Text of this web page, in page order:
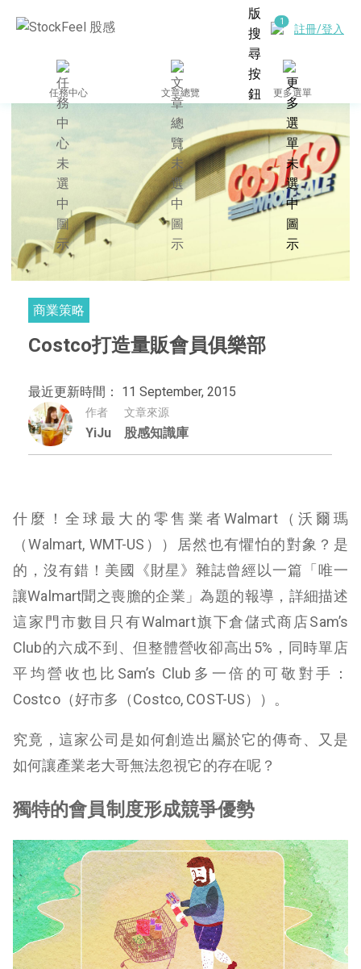
註冊/登入
任務中心 文章總覽 更多選單
商業策略
Costco打造量販會員俱樂部
最近更新時間： 11 September, 2015
作者
YiJu
文章來源
股感知識庫
什麼！全球最大的零售業者Walmart（沃爾瑪
（Walmart, WMT-US））居然也有懼怕的對象？是
的，沒有錯！美國《財星》雜誌曾經以一篇「唯一
讓Walmart聞之喪膽的企業」為題的報導，詳細描述
這家門市數目只有Walmart旗下倉儲式商店Sam’s
Club的六成不到、但整體營收卻高出5%，同時單店
平均營收也比Sam’s Club多一倍的可敬對手：
Costco（好市多（Costco, COST-US））。
究竟，這家公司是如何創造出屬於它的傳奇、又是
如何讓產業老大哥無法忽視它的存在呢？
獨特的會員制度形成競爭優勢